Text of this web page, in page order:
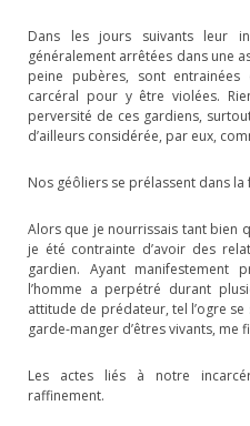
Dans les jours suivants leur
généralement arrêtées dans une
peine pubères, sont
carcéral pour y être violées.
perversité de ces gardiens,
d’ailleurs considérée, par eux,
Nos géôliers se prélassent dans
Alors que je nourrissais tant bien
je été contrainte d’avoir des
gardien. Ayant manifestement
l’homme a perpétré durant
attitude de prédateur, tel l’ogre
garde-manger d’êtres vivants, me
Les actes liés à notre
raffinement.